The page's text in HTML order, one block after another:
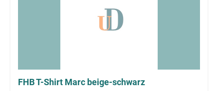
FHB T-Shirt Marc beige-schwarz